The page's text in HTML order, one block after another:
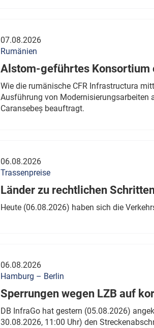
07.08.2026
Rumänien
Alstom-geführtes
Wie die rumänische CFR Infrastructura
Ausführung von Modernisierungsarbeiten
Caransebeș beauftragt.
06.08.2026
Trassenpreise
Länder zu rechtlichen
Heute (06.08.2026) haben sich die
06.08.2026
Hamburg – Berlin
Sperrungen wegen LZB auf
DB InfraGo hat gestern (05.08.2026)
30.08.2026, 11:00 Uhr) den